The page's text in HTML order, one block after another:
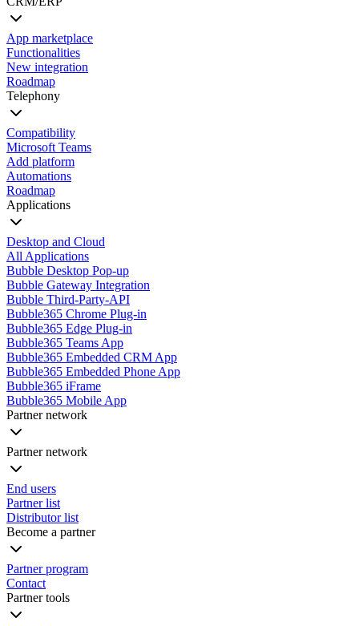
App marketplace
Functionalities
New integration
Roadmap
Telephony
Compatibility
Microsoft Teams
Add platform
Automations
Roadmap
Applications
Desktop and Cloud
All Applications
Bubble Desktop Pop-up
Bubble Gateway Integration
Bubble Third-Party-API
Bubble365 Chrome Plug-in
Bubble365 Edge Plug-in
Bubble365 Teams App
Bubble365 Embedded CRM App
Bubble365 Embedded Phone App
Bubble365 iFrame
Bubble365 Mobile App
Partner network
Partner network
End users
Partner list
Distributor list
Become a partner
Partner program
Contact
Partner tools